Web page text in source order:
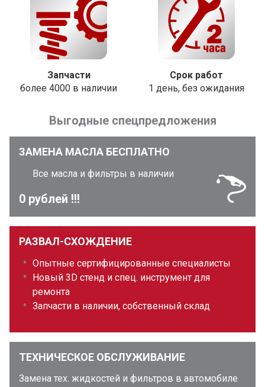
Запчасти
более 4000 в наличии
Срок работ
1 день, без ожидания
Выгодные спецпредложения
ЗАМЕНА МАСЛА БЕСПЛАТНО
Все масла и фильтры в наличии
0 рублей !!!
РАЗВАЛ-СХОЖДЕНИЕ
Опытные сертифицированные специалисты
Новый 3D стенд и спец. инструмент для
ремонта
Запчасти в наличии, собственный склад
ТЕХНИЧЕСКОЕ ОБСЛУЖИВАНИЕ
Замена тех. жидкостей и фильтров в автомобиле